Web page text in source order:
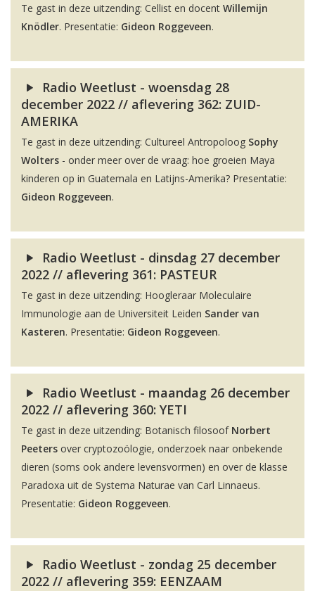
Te gast in deze uitzending: Cellist en docent Willemijn
Knödler. Presentatie: Gideon Roggeveen.
Radio Weetlust - woensdag 28
december 2022 // aflevering 362: ZUID-
AMERIKA
Te gast in deze uitzending: Cultureel Antropoloog Sophy
Wolters - onder meer over de vraag: hoe groeien Maya
kinderen op in Guatemala en Latijns-Amerika? Presentatie:
Gideon Roggeveen.
Radio Weetlust - dinsdag 27 december
2022 // aflevering 361: PASTEUR
Te gast in deze uitzending: Hoogleraar Moleculaire
Immunologie aan de Universiteit Leiden Sander van
Kasteren. Presentatie: Gideon Roggeveen.
Radio Weetlust - maandag 26 december
2022 // aflevering 360: YETI
Te gast in deze uitzending: Botanisch filosoof Norbert
Peeters over cryptozoölogie, onderzoek naar onbekende
dieren (soms ook andere levensvormen) en over de klasse
Paradoxa uit de Systema Naturae van Carl Linnaeus.
Presentatie: Gideon Roggeveen.
Radio Weetlust - zondag 25 december
2022 // aflevering 359: EENZAAM